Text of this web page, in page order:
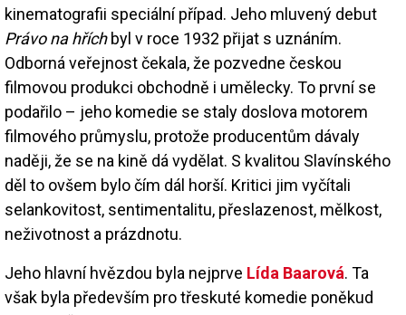
kinematografii speciální případ. Jeho mluvený debut
Právo na hříchbyl v roce 1932 přijat s uznáním.
Odborná veřejnost čekala, že pozvedne českou
filmovou produkci obchodně i umělecky. To první se
podařilo – jeho komedie se staly doslova motorem
filmového průmyslu, protože producentům dávaly
naději, že se na kině dá vydělat. S kvalitou Slavínského
děl to ovšem bylo čím dál horší. Kritici jim vyčítali
selankovitost, sentimentalitu, přeslazenost, mělkost,
neživotnost a prázdnotu.
Jeho hlavní hvězdou byla nejprve Lída Baarová. Ta
však byla především pro třeskuté komedie poněkud